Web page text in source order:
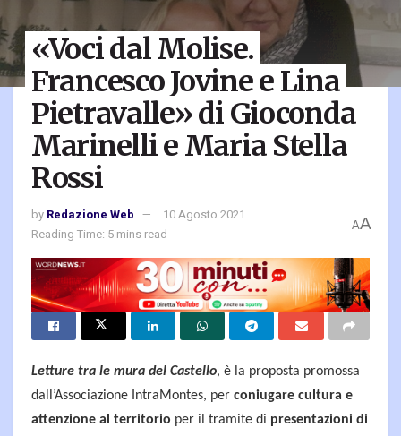
«Voci dal Molise.
Francesco Jovine e Lina
Pietravalle» di Gioconda
Marinelli e Maria Stella
Rossi
by Redazione Web
10 Agosto 2021
Reading Time: 5 mins read
AA
Letture tra le mura del Castello, è la proposta promossa
dall’Associazione IntraMontes, per coniugare cultura e
attenzione al territorio per il tramite di presentazioni di